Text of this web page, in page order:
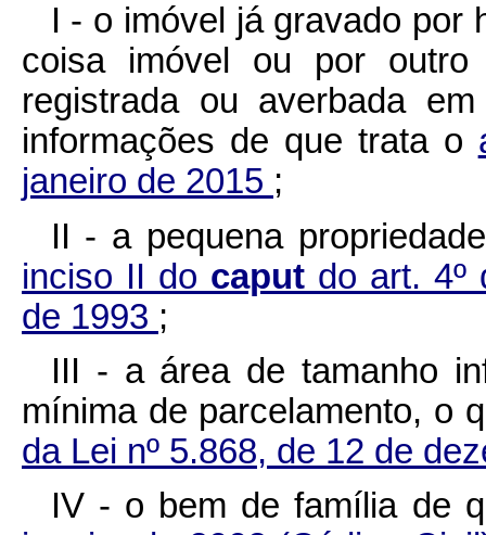
I - o imóvel já gravado por
coisa imóvel ou por
registrada ou averbada
informações de que trata o
janeiro de 2015 ;
II - a pequena
inciso II do caput do art. 4º
de 1993 ;
III - a área de tamanho
mínima de parcelamento, o
da Lei nº 5.868, de 12 de
IV - o bem de família de